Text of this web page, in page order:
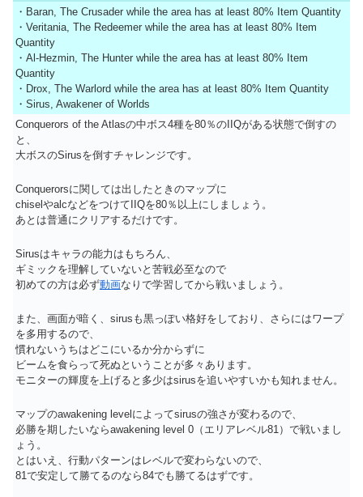
・Baran, The Crusader while the area has at least 80% Item Quantity
・Veritania, The Redeemer while the area has at least 80% Item
Quantity
・Al-Hezmin, The Hunter while the area has at least 80% Item
Quantity
・Drox, The Warlord while the area has at least 80% Item Quantity
・Sirus, Awakener of Worlds
Conquerors of the Atlasの中ボス4種を80％のIIQがある状態で倒すの
と、
大ボスのSirusを倒すチャレンジです。
Conquerorsに関しては出したときのマップに
chiselやalcなどをつけてIIQを80％以上にしましょう。
あとは普通にクリアするだけです。
Sirusはキャラの能力はもちろん、
ギミックを理解していないと苦戦必至なので
初めての方は必ず動画なりで学習してから戦いましょう。
また、画面が暗く、sirusも黒っぽい格好をしており、さらにはワープ
を多用するので、
慣れないうちはどこにいるか分からずに
ビームを食らって死ぬということが多々あります。
モニターの輝度を上げると多少はsirusを追いやすいかも知れません。
マップのawakening levelによってsirusの強さが変わるので、
必勝を期したいならawakening level 0（エリアレベル81）で戦いまし
ょう。
とはいえ、行動パターンはレベルで変わらないので、
81で安定して勝てるのなら84でも勝てるはずです。